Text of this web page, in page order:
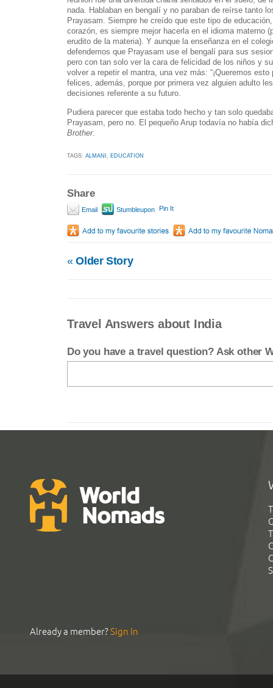
nada. Hablaban en bengalí y no paraban de reírse tanto
Prayasam. Siempre he creído que este tipo de
corazón, es siempre mejor hacerla en el idioma materno
erudito de la materia). Y aunque la enseñanza en el
defendemos que Prayasam use el bengalí para sus
pero con tan solo ver la cara de felicidad de los niños y
volver a repetir el mantra, una vez más: “¡Queremos
felices, además, porque por primera vez alguien adulto
decisiones referente a su futuro.
Pudiera parecer que estaba todo hecho y tan solo
Prayasam, pero no. El pequeño Arup todavía no había
Brother.
TAGS: ALMANI EDUCATION
Share
Email Stumbleupon Pin It
«Older Story
Travel Answers about India
Do you have a travel question? Ask other
Already a member?Sign In